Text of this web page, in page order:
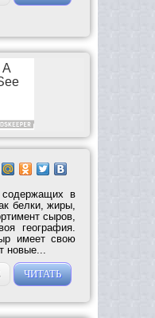
в
белки, жиры,
сыров,
география.
имеет свою
новые...
ЧИТАТЬ